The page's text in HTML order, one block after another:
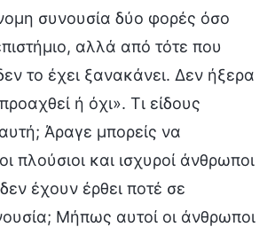
συνουσία δύο φορές όσο
αλλά από τότε που
το έχει ξανακάνει. Δεν ήξερα
ή όχι». Τι είδους
Άραγε μπορείς να
πλούσιοι και ισχυροί άνθρωποι
έχουν έρθει ποτέ σε
Μήπως αυτοί οι άνθρωποι